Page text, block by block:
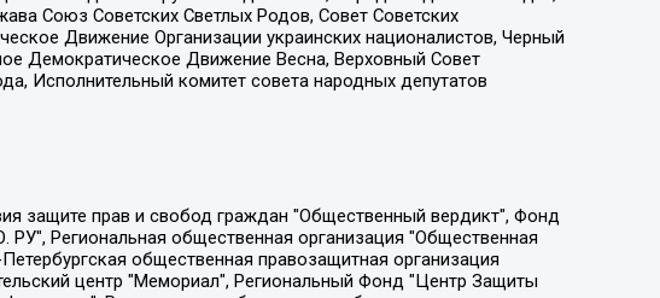
Союз Советских Светлых Родов, Совет Советских
Движение Организации украинских националистов, Черный
Демократическое Движение Весна, Верховный Совет
Исполнительный комитет совета народных депутатов
Валерьевна, Заговора Максим Александрович, Межрегиональное общественное движение "Российская ЛГБТ - сеть", Оленичев Максим Владимирович, Павлов Иван Юрьевич, Скворцова Елена Сергеевна, Общество с ограниченной ответственностью "Как бы инагент", Кочетков Игорь Викторович, Общество с ограниченной ответственностью "Честные выборы", Еланчик Олег Александрович, Общество с ограниченной ответственностью "Нобелевский призыв", Гималова Регина Эмилевна, Григорьев Андрей Валерьевич, Григорьева Алина Александровна, Ассоциация по содействию защите прав призывников, альтернативнослужащих и военнослужащих "Правозащитная группа "Гражданин.Армия.Право", Хисамова Регина Фаритовна, Автономная некоммерческая организация по реализации социально-правовых программ "Лилит", Дальневосточное общественное движение "Маяк", Санкт-Петербургская ЛГБТ-инициативная группа "Выход", Инициативная группа ЛГБТ+ "Реверс", Алексеев Андрей Викторович, Бекбулатова Таисия Львовна, Беляев Иван Михайлович, Владыкина Елена Сергеевна, Гельман Марат Александрович, Никульшина Вероника Юрьевна, Толоконникова Надежда Андреевна, Шендерович Виктор Анатольевич, Общество с ограниченной ответственностью "Данное сообщение", Общество с ограниченной ответственностью Издательский дом "Новая глава", Айнбиндер Александра Александровна, Московский комьюнити-центр для ЛГБТ+инициатив, Благотворительный фонд развития филантропии, Deutsche Welle (Германия, Kurt-Schumacher-Strasse 3, 53113 Bonn), Борзунова Мария Михайловна, Воробьев Виктор Викторович, Голубева Анна Львовна, Константинова Алла Михайловна, Малкова Ирина Владимировна, Мурадов Мурад Абдулгалимович, Осетинская Елизавета Николаевна, Понасенков Евгений Николаевич, Ганапольский Матвей Юрьевич, Киселев Евгений Алексеевич, Борухович Ирина Григорьевна, Дремин Иван Тимофеевич, Дубровский Дмитрий Викторович, Красноярская региональная общественная организация поддержки и развития альтернативных образовательных технологий и межкультурных коммуникаций "ИНТЕРРА", Маяковская Екатерина Алексеевна, Фейгин Марк Захарович, Филимонов Андрей Викторович, Дзугкоева Регина Николаевна, Доброхотов Роман Александрович, Дудь Юрий Александрович, Елкин Сергей Владимирович, Кругликов Кирилл Игоревич, Сабунаева Мария Леонидовна, Семенов Алексей Владимирович, Шаинян Карен Багратович, Шульман Екатерина Михайловна, Асафьев Артур Валерьевич, Вахштайн Виктор Семенович, Венедиктов Алексей Алексеевич, Лушникова Екатерина Евгеньевна, Волков Леонид Михайлович, Невзоров Александр Глебович, Пархоменко Сергей Борисович, Сироткин Ярослав Николаевич, Кара-Мурза Владимир Владимирович, Баранова Наталья Владимировна, Гозман Леонид Яковлевич, Кагарлицкий Борис Юльевич, Климарев Михаил Валерьевич, Милов Владимир Станиславович, Автономная некоммерческая организация Краснодарский центр современного искусства "Типография", Моргенштерн Алишер Тагирович, Соболь Любовь Эдуардовна, Общество с ограниченной ответственностью "ЛИЗА НОРМ", Каспаров Гарри Кимович, Ходорковский Михаил Борисович, Общество с ограниченной ответственностью "Апрельские тезисы", Данилович Ирина Брониславовна, Кашин Олег Владимирович, Петров Николай Владимирович, Пивоваров Алексей Владимирович, Соколов Михаил Владимирович, Цветкова Юлия Владимировна, Чичваркин Евгений Александрович, Комитет против пыток/Команда против пыток, Общество с ограниченной ответственностью "Первый научный", Общество с ограниченной ответственностью "Вертолет и ко", Белоцерковская Вероника Борисовна, Кац Максим Евгеньевич, Лазарева Татьяна Юрьевна, Шаведдинов Руслан Табризович, Яшин Илья Валерьевич, Общество с ограниченной ответственностью "Иноагент ААВ", Алешковский Дмитрий Петрович, Альбац Евгения Марковна, Быков Дмитрий Львович, Галямина Юлия Евгеньевна, Лойко Сергей Леонидович, Мартынов Кирилл Константинович, Медведев Сергей Александрович, Крашенинников Федор Геннадиевич, Гордеева Катерина Вл